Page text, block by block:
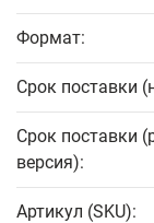
Формат:
Срок поставки
Срок поставки
версия):
Артикул (SKU):